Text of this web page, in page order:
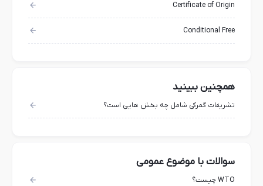
Certificate of Origin
Conditional Free
همچنین ببینید
تشریفات گمرکی شامل چه بخش هایی است؟
سوالات با موضوع عمومی
WTO چیست؟